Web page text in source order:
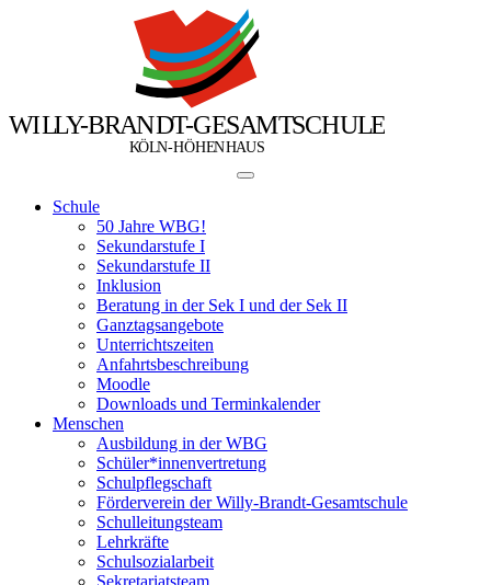
WILLY-BRANDT-GESAMTSCHULE
KÖLN-HÖHENHAUS
Schule
50 Jahre WBG!
Sekundarstufe I
Sekundarstufe II
Inklusion
Beratung in der Sek I und der Sek II
Ganztagsangebote
Unterrichtszeiten
Anfahrtsbeschreibung
Moodle
Downloads und Terminkalender
Menschen
Ausbildung in der WBG
Schüler*innenvertretung
Schulpflegschaft
Förderverein der Willy-Brandt-Gesamtschule
Schulleitungsteam
Lehrkräfte
Schulsozialarbeit
Sekretariatsteam